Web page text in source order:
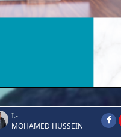
I.-
MOHAMED HUSSEIN